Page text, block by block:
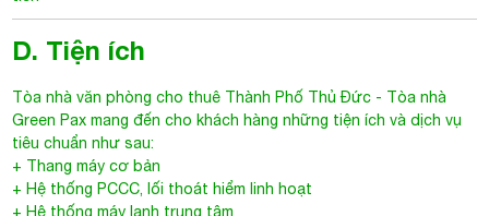
D. Tiện ích
Tòa nhà văn phòng cho thuê Thành Phố Thủ Đức - Tòa nhà
Green Paxmang đến cho khách hàng những tiện ích và dịch vụ
tiêu chuẩn như sau:
+ Thang máy cơ bản
+ Hệ thống PCCC, lối thoát hiểm linh hoạt
+ Hệ thống máy lạnh trung tâm